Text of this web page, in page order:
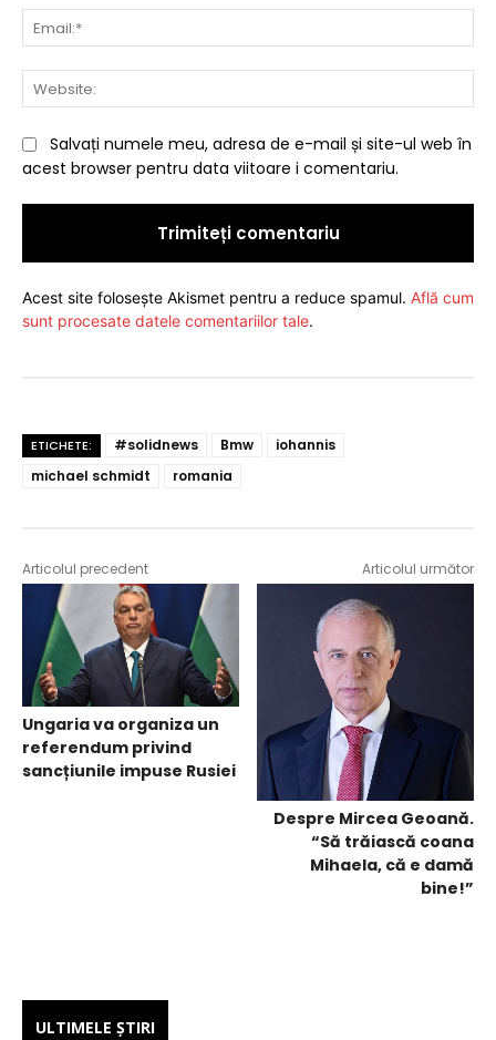
Salvați numele meu, adresa de e-mail și site-ul web în
acest browser pentru data viitoare i comentariu.
Acest site folosește Akismet pentru a reduce spamul. Află cum
sunt procesate datele comentariilor tale.
ETICHETE: #solidnews Bmw
iohannis
michael schmidt
romania
Articolul precedent
Ungaria va organiza un
referendum privind
sancțiunile impuse Rusiei
Articolul următor
Despre Mircea Geoană.
“Să trăiască coana
Mihaela, că e damă
bine!”
ULTIMELE ŞTIRI